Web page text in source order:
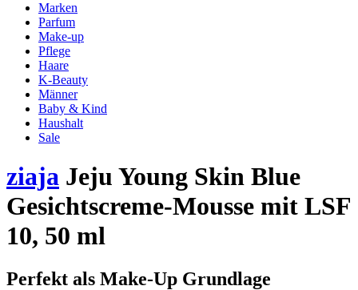
Marken
Parfum
Make-up
Pflege
Haare
K-Beauty
Männer
Baby & Kind
Haushalt
Sale
ziaja Jeju Young Skin Blue
Gesichtscreme-Mousse mit LSF
10, 50 ml
Perfekt als Make-Up Grundlage